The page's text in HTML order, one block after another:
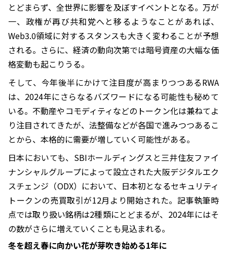
とどまらず、全世界に影響を及ぼすイベントとなる。万が
一、政権が再び共和党へと移るようなことがあれば、
Web3.0領域に対するスタンスも大きく変わることが予想
される。さらに、経済の動向次第では暗号資産の大幅な価
格変動も起こりうる。
そして、今年後半にかけて注目度が高まりつつあるRWA
は、2024年にさらなるバズワードになる可能性も秘めて
いる。不動産やコモディティなどのトークン化は兼ねてよ
り注目されてきたが、法整備などが各国で進みつつあるこ
とから、本格的に需要が増していく可能性がある。
日本においても、SBIホールディングスと三井住友ファイ
ナンシャルグループによって設立された大阪デジタルエク
スチェンジ（ODX）において、日本初となるセキュリティ
トークンの売買取引が12月より開始された。記事執筆時
点では取り扱い銘柄は2種類にとどまるが、2024年にはそ
の数がさらに増えていくことも見込まれる。
冬を超え春に向かい花が芽吹き始める1年に